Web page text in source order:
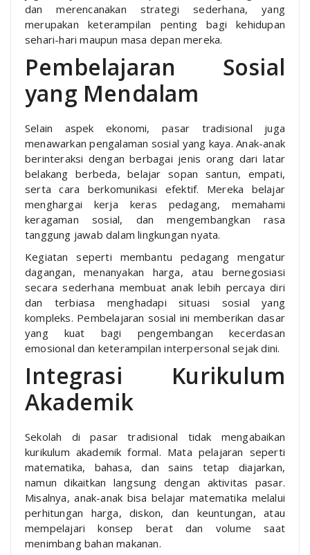
dan merencanakan strategi sederhana, yang
merupakan keterampilan penting bagi kehidupan
sehari-hari maupun masa depan mereka.
Pembelajaran Sosial
yang Mendalam
Selain aspek ekonomi, pasar tradisional juga
menawarkan pengalaman sosial yang kaya. Anak-anak
berinteraksi dengan berbagai jenis orang dari latar
belakang berbeda, belajar sopan santun, empati,
serta cara berkomunikasi efektif. Mereka belajar
menghargai kerja keras pedagang, memahami
keragaman sosial, dan mengembangkan rasa
tanggung jawab dalam lingkungan nyata.
Kegiatan seperti membantu pedagang mengatur
dagangan, menanyakan harga, atau bernegosiasi
secara sederhana membuat anak lebih percaya diri
dan terbiasa menghadapi situasi sosial yang
kompleks. Pembelajaran sosial ini memberikan dasar
yang kuat bagi pengembangan kecerdasan
emosional dan keterampilan interpersonal sejak dini.
Integrasi Kurikulum
Akademik
Sekolah di pasar tradisional tidak mengabaikan
kurikulum akademik formal. Mata pelajaran seperti
matematika, bahasa, dan sains tetap diajarkan,
namun dikaitkan langsung dengan aktivitas pasar.
Misalnya, anak-anak bisa belajar matematika melalui
perhitungan harga, diskon, dan keuntungan, atau
mempelajari konsep berat dan volume saat
menimbang bahan makanan.